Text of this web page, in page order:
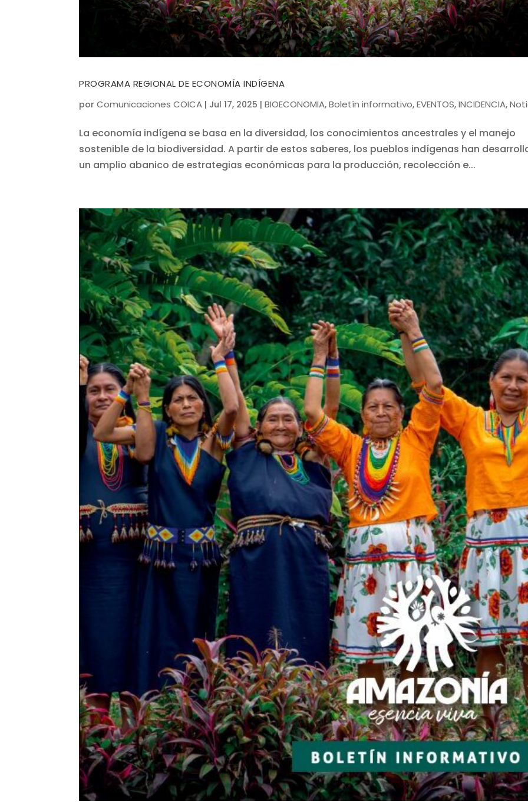
PROGRAMA REGIONAL DE ECONOMÍA INDÍGENA
porComunicaciones COICA | Jul 17, 2025 |BIOECONOMIA,Boletín informativo,EVENTOS,INCIDENCIA,
La economía indígena se basa en la diversidad, los conocimientos ancestrales y el manejo
sostenible de la biodiversidad. A partir de estos saberes, los pueblos indígenas han
un amplio abanico de estrategias económicas para la producción, recolección e...